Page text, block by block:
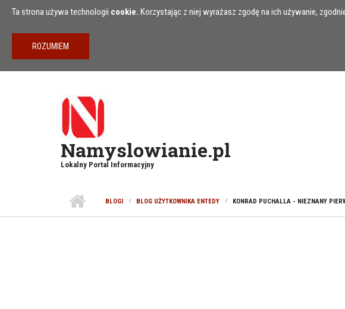
Przejdź do treści
Ta strona używa technologii cookie. Korzystając z niej wyrażasz zgodę na ich używanie,
Namyslowianie.pl
Lokalny Portal Informacyjny
BLOGI BLOG UŻYTKOWNIKA ENTEDY KONRAD PUCHALLA - NIEZNANY